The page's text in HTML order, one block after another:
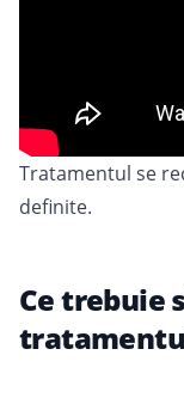
Tratamentul se
definite.
Ce trebuie